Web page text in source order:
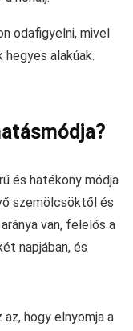
odafigyelni, mivel
alakúak.
és hatékony módja
szemölcsöktől és
van, felelős a
napjában, és
hogy elnyomja a